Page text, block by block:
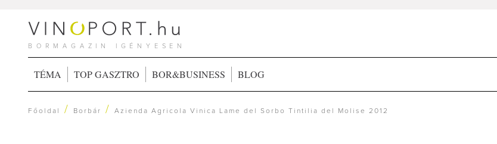
BORMAGAZIN IGÉNYESEN
TÉMA TOP GASZTRO BOR&BUSINESS BLOG
Főoldal / Borbár /Azienda Agricola Vinica Lame del Sorbo Tintilia del Molise 2012